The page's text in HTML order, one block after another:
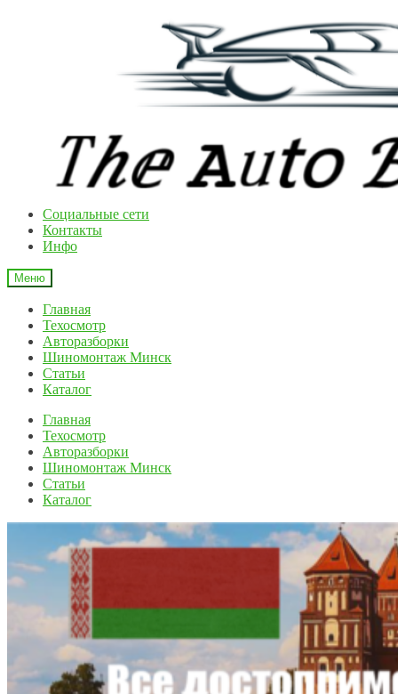
Cоциальные сети
Контакты
Инфо
Меню
Главная
Техосмотр
Авторазборки
Шиномонтаж Минск
Статьи
Каталог
Главная
Техосмотр
Авторазборки
Шиномонтаж Минск
Статьи
Каталог